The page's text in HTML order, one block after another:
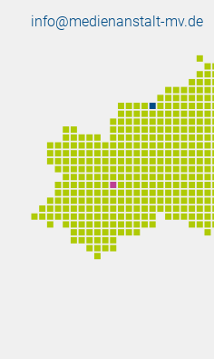
info@medienanstalt-mv.de